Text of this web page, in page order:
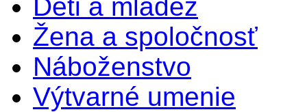
Deti a mládež
Žena a spoločnosť
Náboženstvo
Výtvarné umenie